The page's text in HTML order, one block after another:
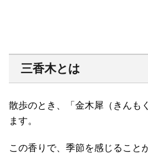
三香木とは
散歩のとき、「金木犀（きんも
ます。
この香りで、季節を感じること